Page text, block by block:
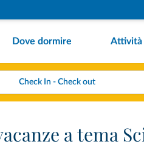
Dove dormire Attività
a tema